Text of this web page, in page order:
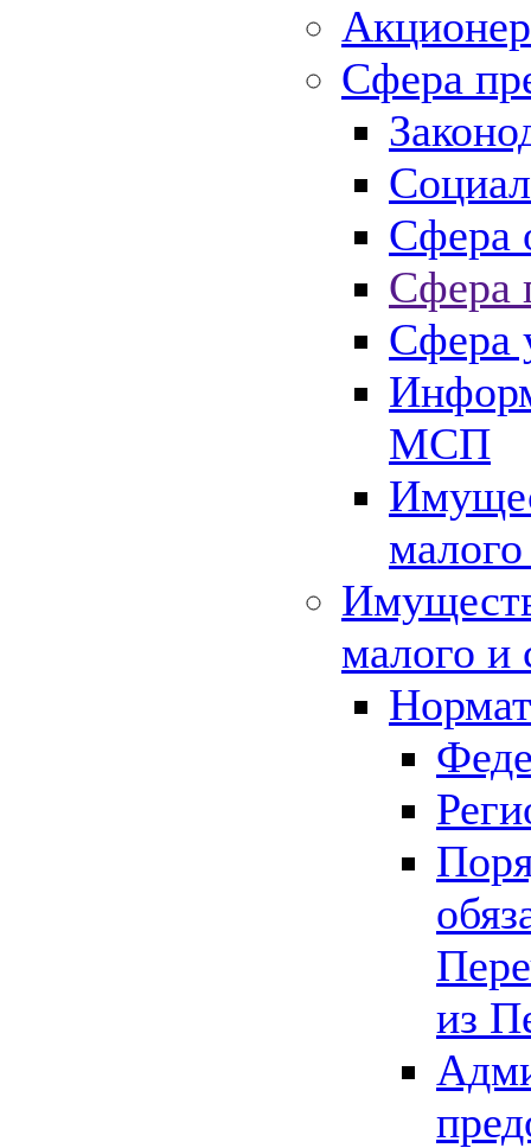
Сфера
Сфера
Сфера
Сфера
МСП
малого и
из